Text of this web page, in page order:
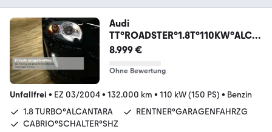
Audi
TT°ROADSTER°1.8T°110KW°ALCA
NTARA°S-LINE°RENTNER°
8.999 €
Ohne Bewertung
Unfallfrei • EZ 03/2004• 132.000 km • 110 kW (150 PS) • Benzin
1.8 TURBO°ALCANTARA
RENTNER°GARAGENFAHRZG
CABRIO°SCHALTER°SHZ